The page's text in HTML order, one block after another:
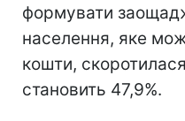
формувати
населення, яке
кошти,
становить 47,9%.